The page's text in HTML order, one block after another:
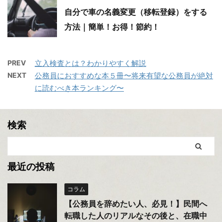
自分で車の名義変更（移転登録）をする
方法｜簡単！お得！節約！
PREV 立入検査とは？わかりやすく解説
NEXT
公務員におすすめな本５冊〜将来有望な公務員が絶対
に読むべき本ランキング〜
検索
最近の投稿
コラム
【公務員を辞めたい人、必見！】民間へ
転職した人のリアルなその後と、在職中